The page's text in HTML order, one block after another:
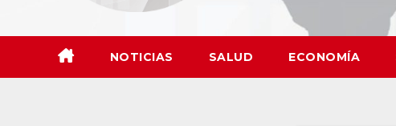
NOTICIAS SALUD ECONOMÍA